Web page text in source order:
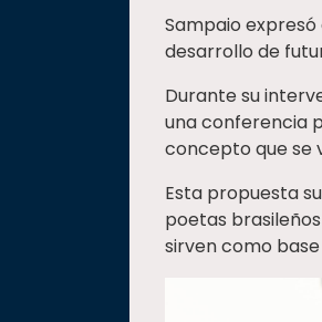
Sampaio
desarrollo de
Durante su
una conferencia
concepto que se
Esta propuesta
poetas
sirven como